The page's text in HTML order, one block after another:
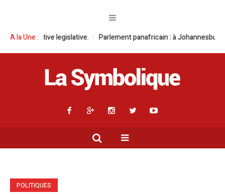
A la Une :Parlement panafricain : à Johannesburg, Aimé Boji Sangara
POLITIQUES